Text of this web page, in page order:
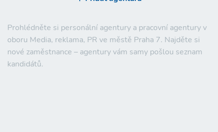
Prohlédněte si personální agentury a pracovní agentury v
oboru Media, reklama, PR ve městě Praha 7. Najděte si
nové zaměstnance – agentury vám samy pošlou seznam
kandidátů.